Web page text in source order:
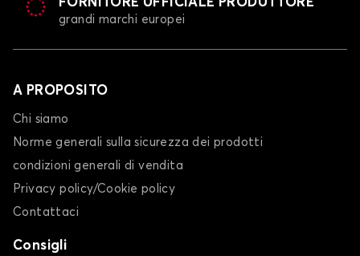
FORNITORE UFFICIALE PRODUTTORE
grandi marchi europei
A PROPOSITO
Chi siamo
Norme generali sulla sicurezza dei prodotti
condizioni generali di vendita
Privacy policy/Cookie policy
Contattaci
Consigli